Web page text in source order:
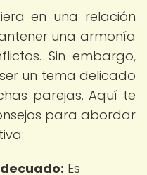
en una relación
una armonía
Sin embargo,
un tema delicado
parejas. Aquí te
para abordar
Es